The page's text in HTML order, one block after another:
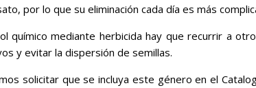
por lo que su eliminación cada día es más
químico mediante herbicida hay que recurrir a
y evitar la dispersión de semillas.
solicitar que se incluya este género en el